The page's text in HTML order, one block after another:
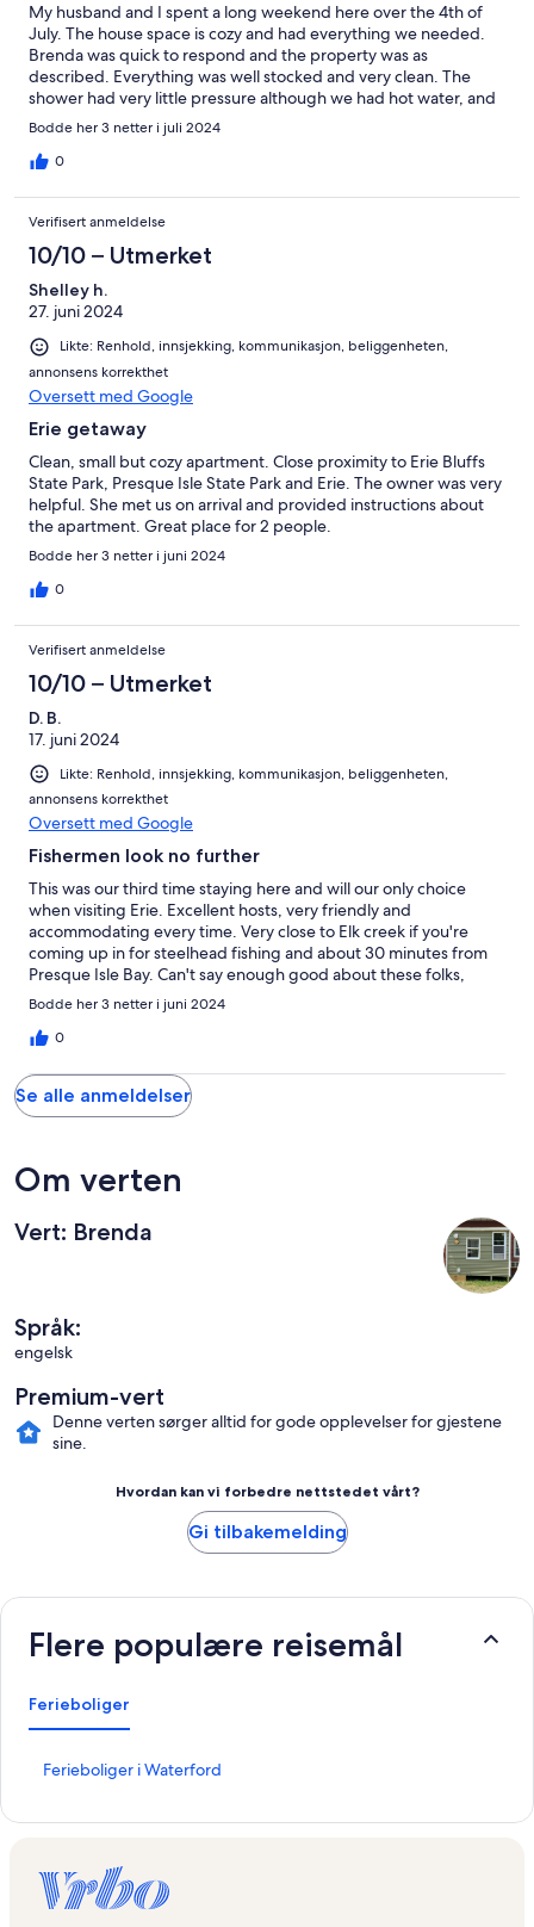
My husband and I spent a long weekend here over the 4th of
July. The house space is cozy and had everything we needed.
Brenda was quick to respond and the property was as
described. Everything was well stocked and very clean. The
shower had very little pressure although we had hot water, and
the room was extremely cold, but extra blankets were available.
Bodde her 3 netter i juli 2024
0
Verifisert anmeldelse
10/10 – Utmerket
Shelley h.
27. juni 2024
Likte: Renhold, innsjekking, kommunikasjon, beliggenheten,
annonsens korrekthet
Oversett med Google
Erie getaway
Clean, small but cozy apartment. Close proximity to Erie Bluffs
State Park, Presque Isle State Park and Erie. The owner was very
helpful. She met us on arrival and provided instructions about
the apartment. Great place for 2 people.
Bodde her 3 netter i juni 2024
0
Verifisert anmeldelse
10/10 – Utmerket
D. B.
17. juni 2024
Likte: Renhold, innsjekking, kommunikasjon, beliggenheten,
annonsens korrekthet
Oversett med Google
Fishermen look no further
This was our third time staying here and will our only choice
when visiting Erie. Excellent hosts, very friendly and
accommodating every time. Very close to Elk creek if you're
coming up in for steelhead fishing and about 30 minutes from
Presque Isle Bay. Can't say enough good about these folks,
highly highly recommended!
Bodde her 3 netter i juni 2024
0
Se alle anmeldelser
Om verten
Vert: Brenda
Språk:
engelsk
Premium-vert
Denne verten sørger alltid for gode opplevelser for gjestene
sine.
Hvordan kan vi forbedre nettstedet vårt?
Gi tilbakemelding
Flere populære reisemål
Ferieboliger
Ferieboliger i Waterford
L
o
m